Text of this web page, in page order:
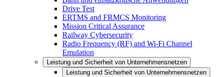
Drive Test
ERTMS and FRMCS Monitoring
Mission Critical Assurance
Railway Cybersecurity
Radio Frequency (RF) and Wi-Fi Channel
Emulation
Leistung und Sicherheit von Unternehmensnetzen
Leistung und Sicherheit von Unternehmensnetzen